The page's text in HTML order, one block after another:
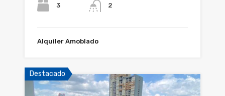
3 2
Alquiler Amoblado
Destacado